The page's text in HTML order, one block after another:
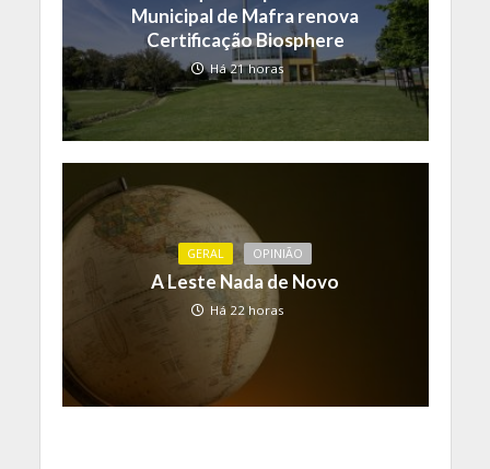
Municipal de Mafra renova
Certificação Biosphere
Há 21 horas
GERAL OPINIÃO
A Leste Nada de Novo
Há 22 horas